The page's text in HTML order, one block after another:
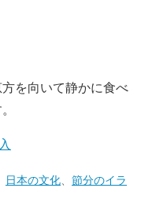
を向いて静かに食べ
日本の文化
節分のイラ